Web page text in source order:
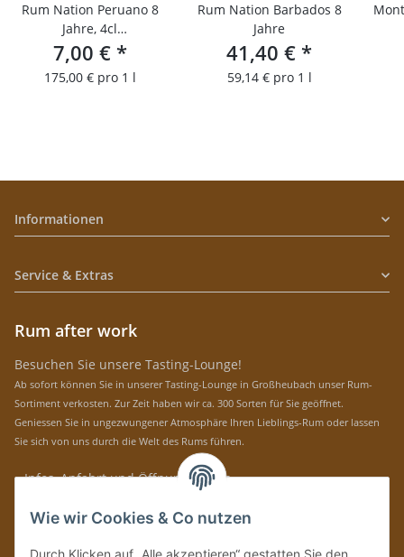
Rum Nation Peruano 8
Jahre, 4cl
Probierfläschchen
7,00 € *
175,00 € pro 1 l
Rum Nation Barbados 8
Jahre
41,40 € *
59,14 € pro 1 l
Informationen
Service & Extras
Rum after work
Besuchen Sie unsere Tasting-Lounge!
Ab sofort können Sie in unserer Tasting-Lounge in Großheubach unser Rum-
Sortiment verkosten. Zur Zeit haben wir ca. 300 Sorten für Sie geöffnet.
Geniessen Sie in ungezwungener Atmosphäre Ihren Lieblings-Rum oder lassen
Sie sich von uns durch die Welt des Rums führen.
» Infos, Anfahrt und Öffnungszeiten
Immer auf dem Laufenden mit unseren aktuellen Rum-News!
Wie wir Cookies & Co nutzen